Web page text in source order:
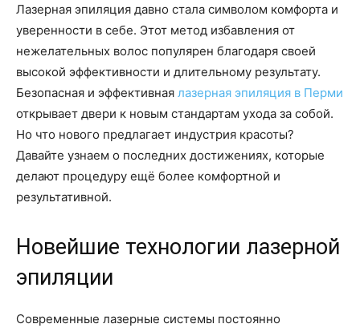
Лазерная эпиляция давно стала символом комфорта и
уверенности в себе. Этот метод избавления от
нежелательных волос популярен благодаря своей
высокой эффективности и длительному результату.
Безопасная и эффективная лазерная эпиляция в Перми
открывает двери к новым стандартам ухода за собой.
Но что нового предлагает индустрия красоты?
Давайте узнаем о последних достижениях, которые
делают процедуру ещё более комфортной и
результативной.
Новейшие технологии лазерной
эпиляции
Современные лазерные системы постоянно